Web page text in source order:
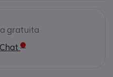
gratuita